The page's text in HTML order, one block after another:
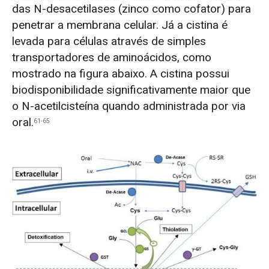
das N-desacetilases (zinco como cofator) para
penetrar a membrana celular. Já a cistina é
levada para células através de simples
transportadores de aminoácidos, como
mostrado na figura abaixo. A cistina possui
biodisponibilidade significativamente maior que
o N-acetilcisteína quando administrada por via
oral.61-65